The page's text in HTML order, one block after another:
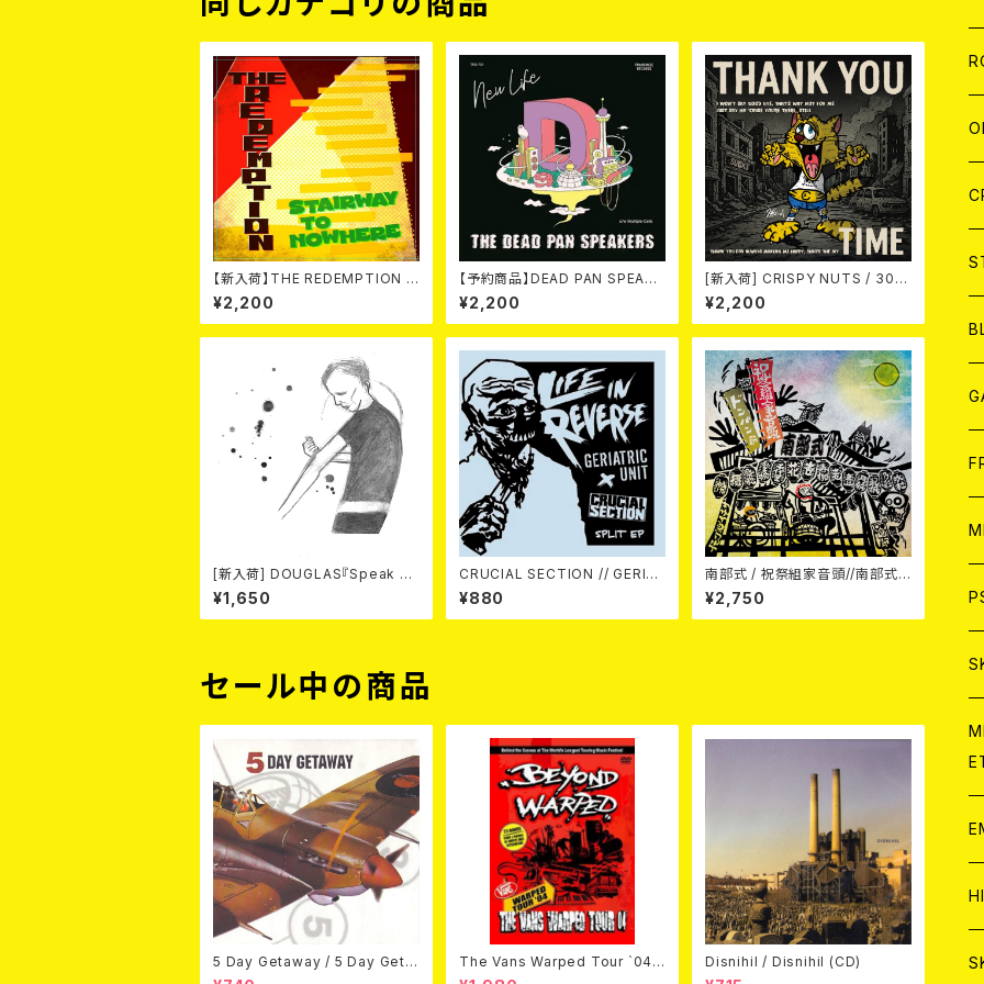
【新入荷】THE REDEMPTION /
STAIRWAY TO NOWHERE/RE
D ROSE (7")
¥2,200
【予約商品】DEAD PAN SPEAKE
RS / New Life (7") 【7月8日発
売】
¥2,200
[新入荷] CRISPY NUTS / 30th
Anniversary Vol.1 (7"EP)
¥2,200
[新入荷] DOUGLAS『Speak O
ut Face』 (7"EP)
¥1,650
CRUCIAL SECTION // GERIAT
RIC UNIT / Life In Reverse
¥880
南部式 / 祝祭組家音頭//南部式ド
ンパン節 7EP
¥2,750
セール中の商品
5 Day Getaway / 5 Day Geta
way (CDEP)
The Vans Warped Tour `04
Beyond Warped (国内盤DVD)
Disnihil / Disnihil (CD)
CD
CD
CD